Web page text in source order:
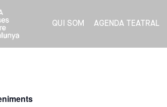
QUI SOM AGENDA TEATRAL